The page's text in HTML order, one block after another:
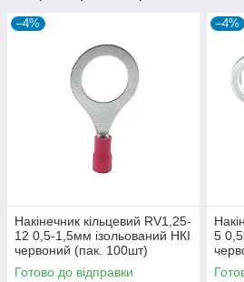
–4%
Накінечник кільцевий RV1,25-
12 0,5-1,5мм ізольований НКІ
червоний (пак. 100шт)
Готово до відправки
–4%
5